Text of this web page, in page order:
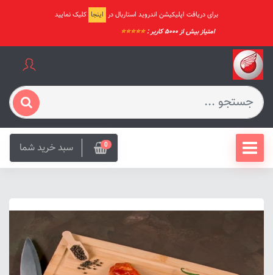
برای دریافت اپلیکیشن اندروید استاربال در اینجا کلیک نمایید
امتیاز بیش از ۵۰۰۰ کاربر :
⭐️⭐️⭐️⭐️⭐️
0 سبد خرید شما